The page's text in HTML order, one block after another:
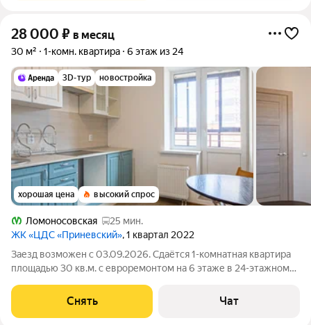
28 000 ₽ в месяц
30 м² 1-комн. квартира 6 этаж из 24
3D-тур новостройка
хорошая цена высокий спрос
Ломоносовская
25 мин.
ЖК «ЦДС «Приневский», 1 квартал 2022
Заезд возможен с 03.09.2026. Сдаётся 1-комнатная квартира
площадью 30 кв.м. с евроремонтом на 6 этаже в 24-этажном
улицу. В подъезде 4
Снять Чат